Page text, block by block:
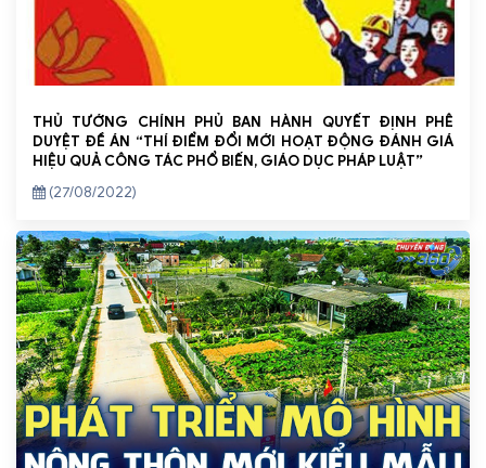
THỦ TƯỚNG CHÍNH PHỦ BAN HÀNH QUYẾT ĐỊNH PHÊ
DUYỆT ĐỀ ÁN “THÍ ĐIỂM ĐỔI MỚI HOẠT ĐỘNG ĐÁNH GIÁ
HIỆU QUẢ CÔNG TÁC PHỔ BIẾN, GIÁO DỤC PHÁP LUẬT”
(27/08/2022)